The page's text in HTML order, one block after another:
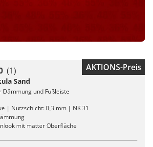
AKTIONS-Preis
(1)
Sand
und Fußleiste
| Nutzschicht: 0,3 mm | NK 31
mit matter Oberfläche